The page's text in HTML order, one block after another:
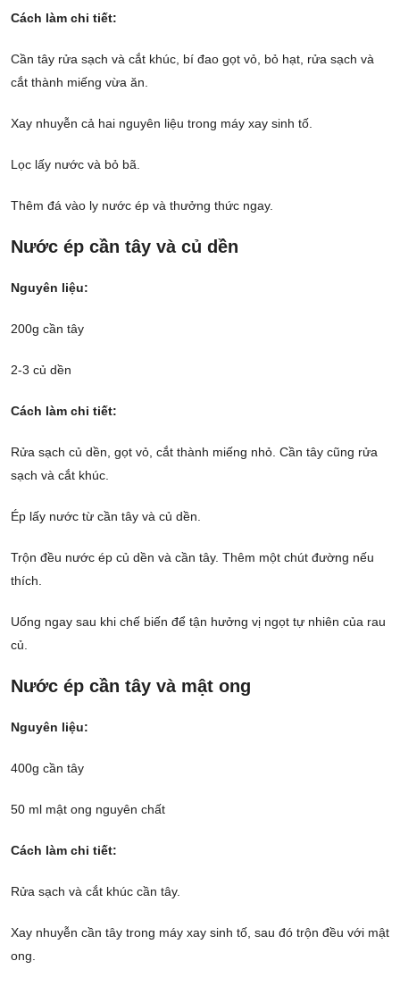
Cách làm chi tiết:
Cần tây rửa sạch và cắt khúc, bí đao gọt vỏ, bỏ hạt, rửa sạch và
cắt thành miếng vừa ăn.
Xay nhuyễn cả hai nguyên liệu trong máy xay sinh tố.
Lọc lấy nước và bỏ bã.
Thêm đá vào ly nước ép và thưởng thức ngay.
Nước ép cần tây và củ dền
Nguyên liệu:
200g cần tây
2-3 củ dền
Cách làm chi tiết:
Rửa sạch củ dền, gọt vỏ, cắt thành miếng nhỏ. Cần tây cũng rửa
sạch và cắt khúc.
Ép lấy nước từ cần tây và củ dền.
Trộn đều nước ép củ dền và cần tây. Thêm một chút đường nếu
thích.
Uống ngay sau khi chế biến để tận hưởng vị ngọt tự nhiên của rau
củ.
Nước ép cần tây và mật ong
Nguyên liệu:
400g cần tây
50 ml mật ong nguyên chất
Cách làm chi tiết:
Rửa sạch và cắt khúc cần tây.
Xay nhuyễn cần tây trong máy xay sinh tố, sau đó trộn đều với mật
ong.